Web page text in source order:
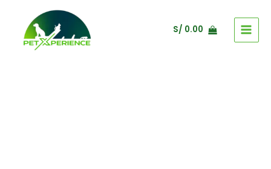
contenido
S/ 0.00